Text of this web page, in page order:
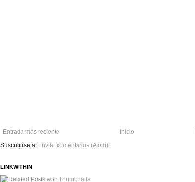
Entrada más reciente
Inicio
Suscribirse a: Enviar comentarios (Atom)
LINKWITHIN